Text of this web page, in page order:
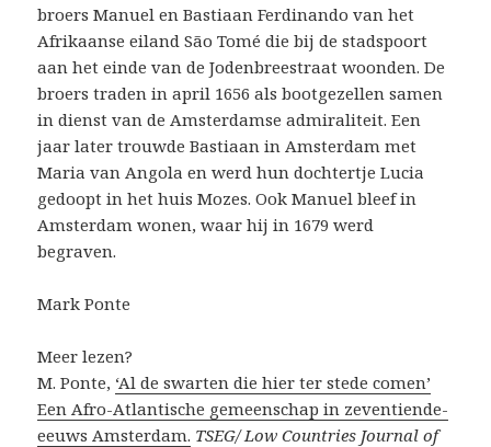
broers Manuel en Bastiaan Ferdinando van het
Afrikaanse eiland São Tomé die bij de stadspoort
aan het einde van de Jodenbreestraat woonden. De
broers traden in april 1656 als bootgezellen samen
in dienst van de Amsterdamse admiraliteit. Een
jaar later trouwde Bastiaan in Amsterdam met
Maria van Angola en werd hun dochtertje Lucia
gedoopt in het huis Mozes. Ook Manuel bleef in
Amsterdam wonen, waar hij in 1679 werd
begraven.
Mark Ponte
Meer lezen?
M. Ponte, ‘Al de swarten die hier ter stede comen’
Een Afro-Atlantische gemeenschap in zeventiende-
eeuws Amsterdam. TSEG/ Low Countries Journal of